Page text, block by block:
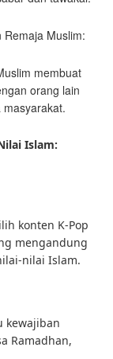
Remaja Muslim:
membuat
orang lain
Islam:
konten K-Pop
mengandung
nilai Islam.
kewajiban
Ramadhan,